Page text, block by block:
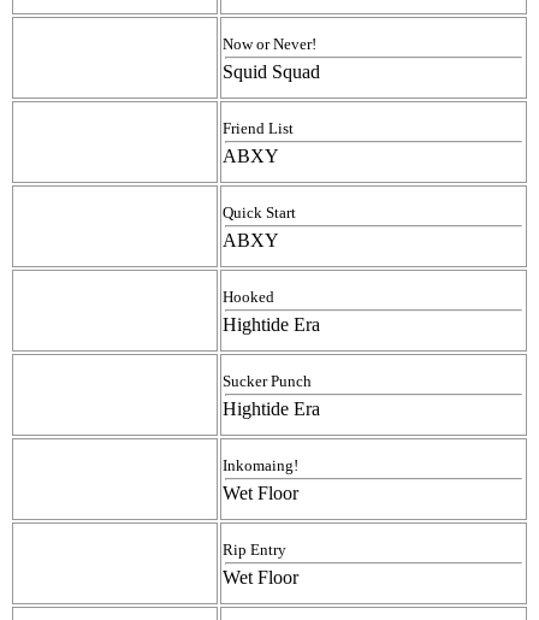
Now or Never!
Squid Squad
Friend List
ABXY
Quick Start
ABXY
Hooked
Hightide Era
Sucker Punch
Hightide Era
Inkomaing!
Wet Floor
Rip Entry
Wet Floor